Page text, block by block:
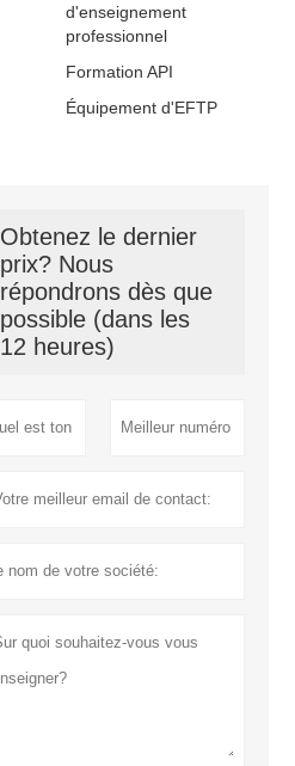
d'enseignement
professionnel
Formation API
Équipement d'EFTP
Obtenez le dernier
prix? Nous
répondrons dès que
possible (dans les
12 heures)